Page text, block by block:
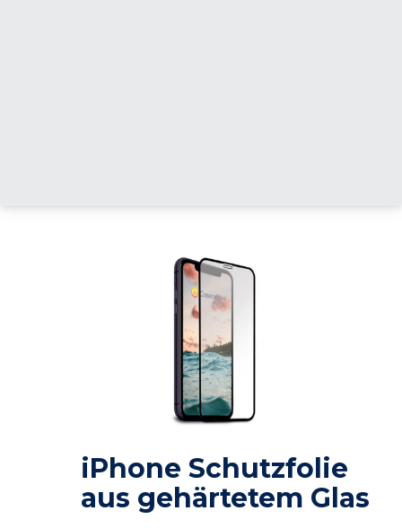
iPhone Schutzfolie
aus gehärtetem Glas